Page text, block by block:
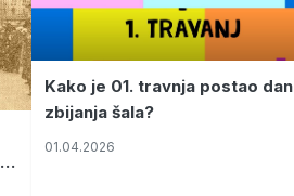
Kako je 01. travnja postao dan
zbijanja šala?
01.04.2026